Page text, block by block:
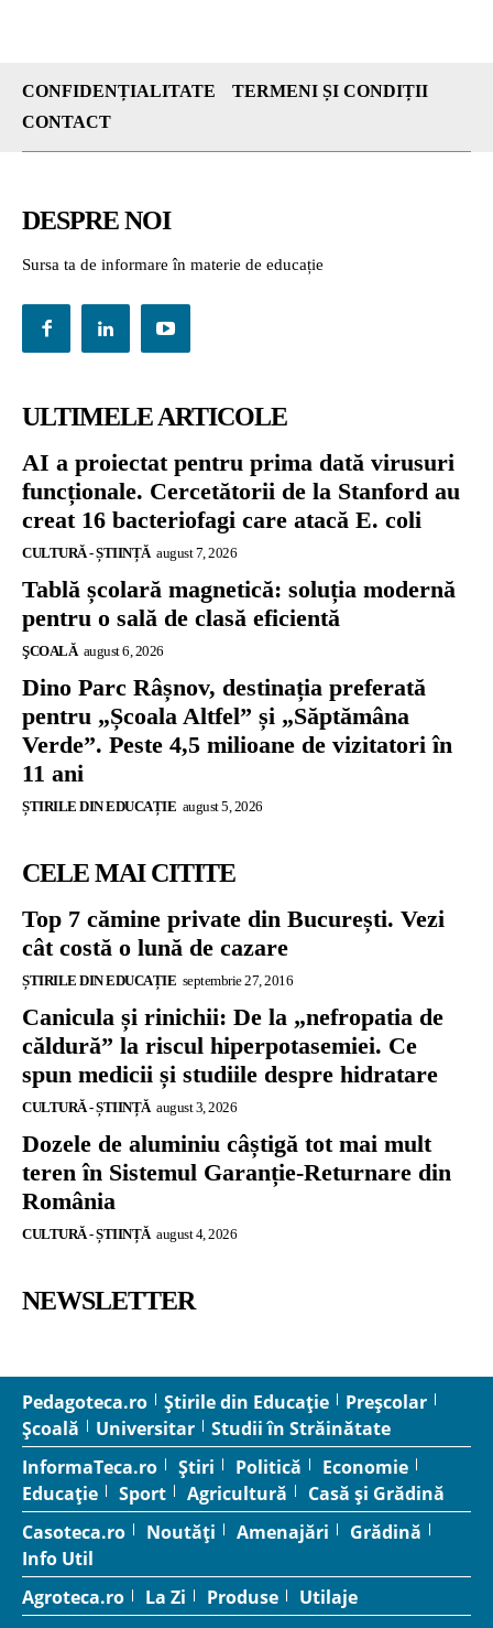
CONFIDENȚIALITATE
TERMENI ȘI CONDIȚII
CONTACT
DESPRE NOI
Sursa ta de informare în materie de educație
ULTIMELE ARTICOLE
AI a proiectat pentru prima dată virusuri
funcționale. Cercetătorii de la Stanford au
creat 16 bacteriofagi care atacă E. coli
CULTURĂ - ȘTIINȚĂ august 7, 2026
Tablă școlară magnetică: soluția modernă
pentru o sală de clasă eficientă
ŞCOALĂ august 6, 2026
Dino Parc Râșnov, destinația preferată
pentru „Școala Altfel” și „Săptămâna
Verde”. Peste 4,5 milioane de vizitatori în
11 ani
ȘTIRILE DIN EDUCAȚIE august 5, 2026
CELE MAI CITITE
Top 7 cămine private din București. Vezi
cât costă o lună de cazare
ȘTIRILE DIN EDUCAȚIE septembrie 27, 2016
Canicula și rinichii: De la „nefropatia de
căldură” la riscul hiperpotasemiei. Ce
spun medicii și studiile despre hidratare
CULTURĂ - ȘTIINȚĂ august 3, 2026
Dozele de aluminiu câștigă tot mai mult
teren în Sistemul Garanție-Returnare din
România
CULTURĂ - ȘTIINȚĂ august 4, 2026
NEWSLETTER
Pedagoteca.ro Știrile din Educație
Preșcolar
Școală
Universitar
Studii în Străinătate
InformaTeca.ro
Știri Politică
Economie
Educație
Sport Agricultură
Casă și Grădină
Casoteca.ro
Noutăți Amenajări
Grădină
Info Util
Agroteca.ro
La Zi Produse
Utilaje